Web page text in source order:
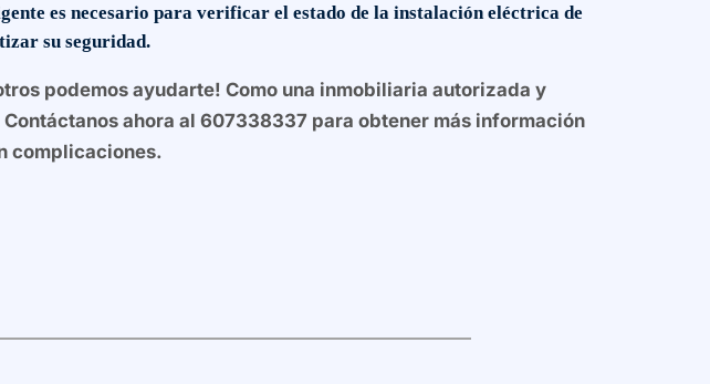
es necesario para verificar el estado de la instalación eléctrica de
su seguridad.
podemos ayudarte! Como una inmobiliaria autorizada y
ahora al 607338337 para obtener más información
complicaciones.